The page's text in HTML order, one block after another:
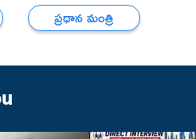
ప్రధాన మంత్రి